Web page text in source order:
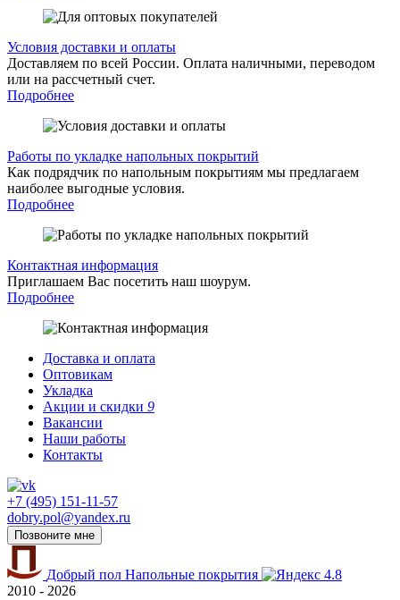
Условия доставки и оплаты
Доставляем по всей России. Оплата наличными, переводом
или на рассчетный счет.
Подробнее
Работы по укладке напольных покрытий
Как подрядчик по напольным покрытиям мы предлагаем
наиболее выгодные условия.
Подробнее
Контактная информация
Приглашаем Вас посетить наш шоурум.
Подробнее
Доставка и оплата
Оптовикам
Укладка
Акции и скидки 9
Вакансии
Наши работы
Контакты
+7 (495) 151-11-57
dobry.pol@yandex.ru
Позвоните мне
Добрый пол Напольные покрытия
4.8
2010 - 2026